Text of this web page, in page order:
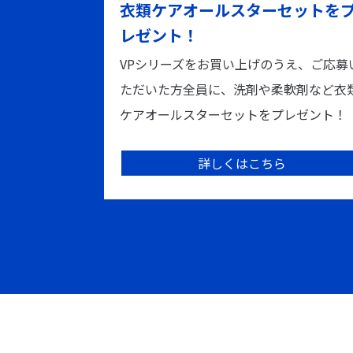
衣類ケアオールスターセットを
レゼント！
VPシリーズをお買い上げのうえ、ご応募
ただいた方全員に、洗剤や柔軟剤など衣
ケアオールスターセットをプレゼント！
詳しくはこちら